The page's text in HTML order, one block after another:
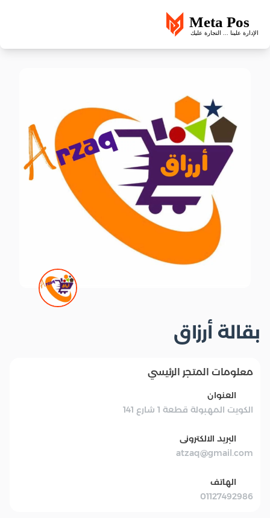
بقالة أرزاق
معلومات المتجر الرئيسي
العنوان
الكويت المهبولة قطعة 1 شارع 141
البريد الالكترونى
atzaq@gmail.com
الهاتف
01127492986